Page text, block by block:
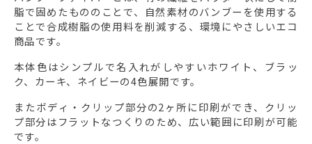
脂で固めたもののことで、自然素材のバンブーを使用する
ことで合成樹脂の使用料を削減する、環境にやさしいエコ
商品です。
本体色はシンプルで名入れがしやすいホワイト、ブラッ
ク、カーキ、ネイビーの4色展開です。
またボディ・クリップ部分の2ヶ所に印刷ができ、クリッ
プ部分はフラットなつくりのため、広い範囲に印刷が可能
です。